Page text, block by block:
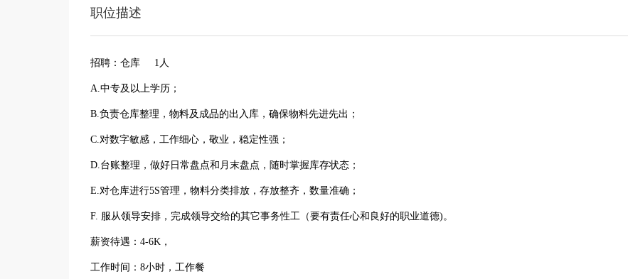
职位描述
招聘：仓库 1人
A.中专及以上学历；
B.负责仓库整理，物料及成品的出入库，确保物料先进先出；
C.对数字敏感，工作细心，敬业，稳定性强；
D.台账整理，做好日常盘点和月末盘点，随时掌握库存状态；
E.对仓库进行5S管理，物料分类排放，存放整齐，数量准确；
F. 服从领导安排，完成领导交给的其它事务性工（要有责任心和良好的职业道德)。
薪资待遇：4-6K，
工作时间：8小时，工作餐